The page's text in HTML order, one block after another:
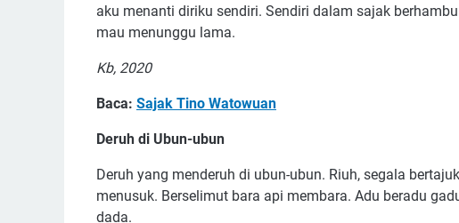
aku menanti diriku sendiri. Sendiri dalam sajak
mau menunggu lama.
Kb, 2020
Baca: Sajak Tino Watowuan
Deruh di Ubun-ubun
Deruh yang menderuh di ubun-ubun. Riuh, segala
menusuk. Berselimut bara api membara. Adu beradu
dada.